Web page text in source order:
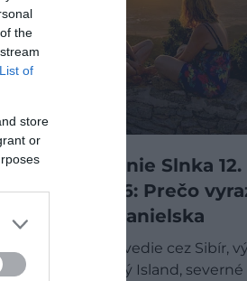
the
of
store
or
Úplné zatmenie Slnka 12.
augusta 2026: Prečo
autom do Španielska
Pás zatmenia povedie cez Sibír,
Grónsko, západný Island, severné